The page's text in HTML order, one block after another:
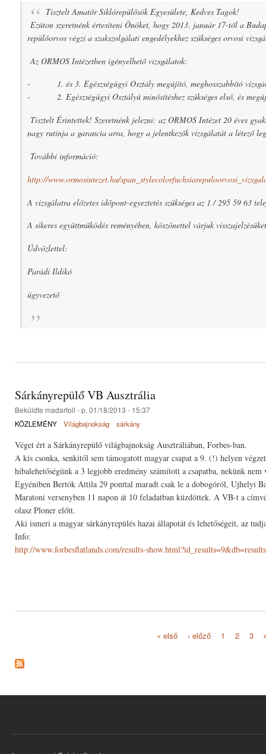
Tisztelt Amatőr Siklórepülősök Egyesülete, Kedves Tagok!
Ezúton szeretnénk értesíteni Önöket, hogy 2013. január 17-től a
repülőorvos végzi a szakszolgálati engedélyekhez szükséges orvosi
Az ORMOS Intézetben igényelhető vizsgálatok:
- 1. és 3. Egészségügyi Osztály megújító, meghosszabbító
- 2. Egészségügyi Osztályú minősítéshez szükséges első, és
Tisztelt Érintettek! Szeretnénk jelezni: az ORMOS Intézet 20 éves
nagy rutinja a garancia arra, hogy a jelentkezők vizsgálatát a létező
További információ:
http://www.ormosintezet.hu/
A vizsgálatra előzetes időpont-egyeztetés szükséges az 1 / 295 59 63
A sikeres együttműködés reményében, köszönettel várjuk
Üdvözlettel:
Parádi Ildikó
ügyvezető
Sárkányrepülő VB Ausztrália
Beküldte madartoll - p, 01/18/2013 - 15:37
KÖZLEMÉNY Világbajnokság sárkány
Véget ért a Sárkányrepülő világbajnokság Ausztráliában, Forbes-ban.
A kis csonka, senkitől sem támogatott magyar csapat a 9. (!) helyen
hibalehetőségünk a 3 legjobb eredmény számított a csapatba, nekünk
Egyéniben Bertók Attila 29 ponttal maradt csak le a dobogóról, Ujhelyi
Maratoni versenyben 11 napon át 10 feladatban küzdöttek. A VB-t a
olasz Ploner előtt.
Aki ismeri a magyar sárkányrepülés hazai állapotát és lehetőségeit, az
Info:
http://www.forbesflatlands.com/results-
« első ‹ előző 1 2 3